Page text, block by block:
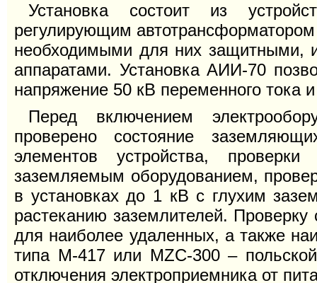
Установка состоит из
регулирующим
необходимыми для них защитными,
аппаратами. Установка АИИ-70
напряжение 50 кВ переменного тока
Перед включением
проверено состояние
элементов устройства,
заземляемым оборудованием,
в установках до 1 кВ с глухим
растеканию заземлителей.
для наиболее удаленных, а также
типа М-417 или MZC-300 –
отключения электроприемника от